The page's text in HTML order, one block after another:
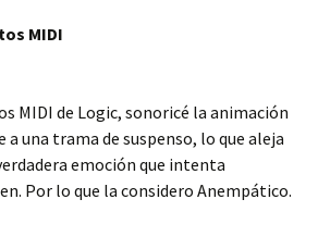
MIDI
MIDI de Logic, sonoricé la animación
a una trama de suspenso, lo que aleja
emoción que intenta
Por lo que la considero Anempático.